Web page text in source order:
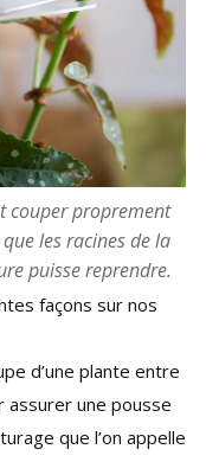
couper proprement
les racines de la
puisse reprendre.
façons sur nos
d’une plante entre
assurer une pousse
que l’on appelle